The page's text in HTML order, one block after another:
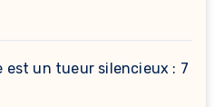
est un tueur silencieux : 7